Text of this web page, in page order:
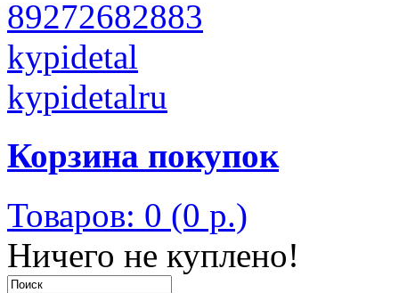
89272682883
kypidetal
kypidetalru
Корзина покупок
Товаров: 0 (0 р.)
Ничего не куплено!